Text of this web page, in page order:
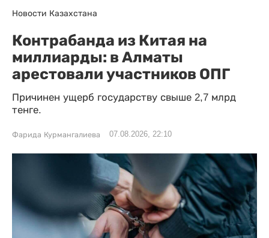
Новости Казахстана
Контрабанда из Китая на
миллиарды: в Алматы
арестовали участников ОПГ
Причинен ущерб государству свыше 2,7 млрд
тенге.
Фарида Курмангалиева 07.08.2026, 22:10